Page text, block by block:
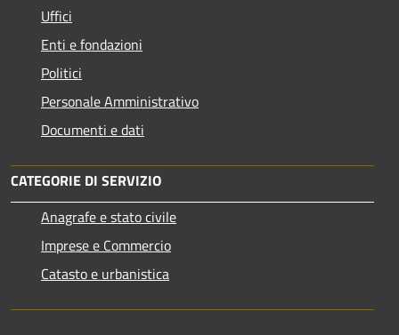
Uffici
Enti e fondazioni
Politici
Personale Amministrativo
Documenti e dati
CATEGORIE DI SERVIZIO
Anagrafe e stato civile
Imprese e Commercio
Catasto e urbanistica